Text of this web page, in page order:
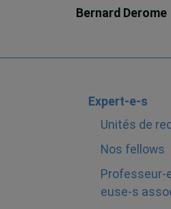
Bernard Derome
Expert-e-s
Unités de
Nos fellows
Professeur-
euse-s